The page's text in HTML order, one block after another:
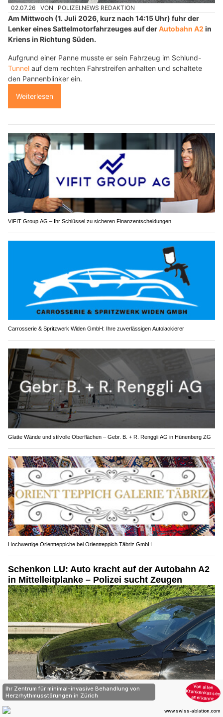
02.07.26 VON POLIZEI.NEWS REDAKTION
Am Mittwoch (1. Juli 2026, kurz nach 14:15 Uhr) fuhr der
Lenker eines Sattelmotorfahrzeuges auf derAutobahn A2 in
Kriens in Richtung Süden.
Aufgrund einer Panne musste er sein Fahrzeug im Schlund-
Tunnel auf dem rechten Fahrstreifen anhalten und schaltete
den Pannenblinker ein.
Weiterlesen
VIFIT Group AG – Ihr Schlüssel zu sicheren Finanzentscheidungen
Carrosserie & Spritzwerk Widen GmbH: Ihre zuverlässigen Autolackierer
Glatte Wände und stilvolle Oberflächen – Gebr. B. + R. Renggli AG in Hünenberg ZG
Hochwertige Orientteppiche bei Orientteppich Täbriz GmbH
Schenkon LU: Auto kracht auf der Autobahn A2
in Mittelleitplanke – Polizei sucht Zeugen